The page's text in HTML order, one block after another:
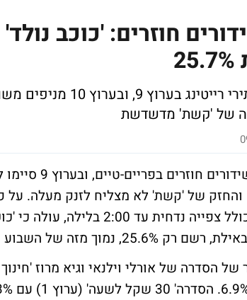
חוזרים: 'כוכב
כבר אין יותר משחקים
של 'קשת' מדשדשת
למרות שבערוץ
והחזק של 'קשת' לא מצליח לזנק מעלה. על
נמוך מזה של השבוע שעבר.